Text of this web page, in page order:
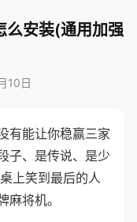
么安装(通用加强
10日
有能让你稳赢三家
子、是传说、是少
上笑到最后的人
将机。